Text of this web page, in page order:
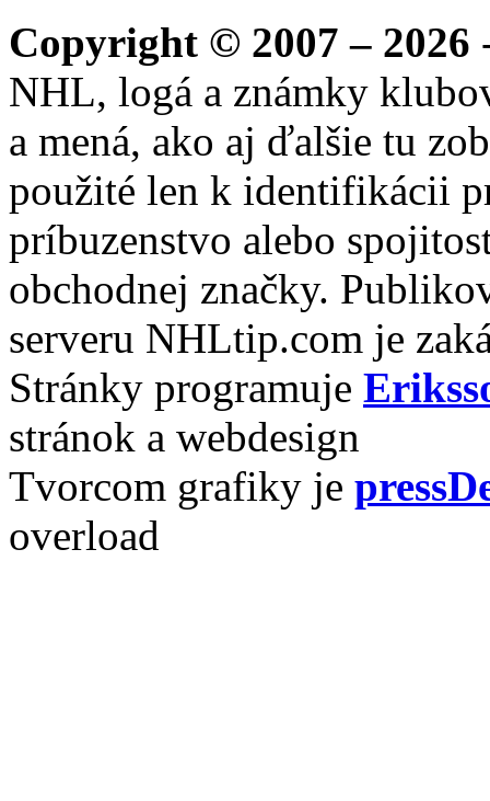
Copyright © 2007 – 2026
NHL, logá a známky
a mená, ako aj ďalšie tu
použité len k identifikácii
príbuzenstvo alebo
obchodnej značky.
serveru NHLtip.com je
Stránky programuje
stránok a webdesign
Tvorcom grafiky je
overload